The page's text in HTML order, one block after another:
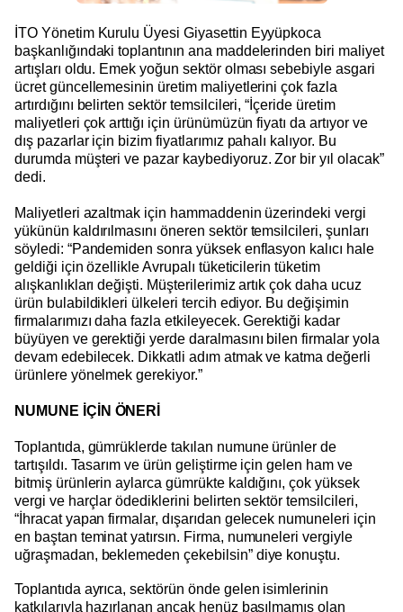
İTO Yönetim Kurulu Üyesi Giyasettin Eyyüpkoca
başkanlığındaki toplantının ana maddelerinden biri maliyet
artışları oldu. Emek yoğun sektör olması sebebiyle asgari
ücret güncellemesinin üretim maliyetlerini çok fazla
artırdığını belirten sektör temsilcileri, “İçeride üretim
maliyetleri çok arttığı için ürünümüzün fiyatı da artıyor ve
dış pazarlar için bizim fiyatlarımız pahalı kalıyor. Bu
durumda müşteri ve pazar kaybediyoruz. Zor bir yıl olacak”
dedi.
Maliyetleri azaltmak için hammaddenin üzerindeki vergi
yükünün kaldırılmasını öneren sektör temsilcileri, şunları
söyledi: “Pandemiden sonra yüksek enflasyon kalıcı hale
geldiği için özellikle Avrupalı tüketicilerin tüketim
alışkanlıkları değişti. Müşterilerimiz artık çok daha ucuz
ürün bulabildikleri ülkeleri tercih ediyor. Bu değişimin
firmalarımızı daha fazla etkileyecek. Gerektiği kadar
büyüyen ve gerektiği yerde daralmasını bilen firmalar yola
devam edebilecek. Dikkatli adım atmak ve katma değerli
ürünlere yönelmek gerekiyor.”
NUMUNE İÇİN ÖNERİ
Toplantıda, gümrüklerde takılan numune ürünler de
tartışıldı. Tasarım ve ürün geliştirme için gelen ham ve
bitmiş ürünlerin aylarca gümrükte kaldığını, çok yüksek
vergi ve harçlar ödediklerini belirten sektör temsilcileri,
“İhracat yapan firmalar, dışarıdan gelecek numuneleri için
en baştan teminat yatırsın. Firma, numuneleri vergiyle
uğraşmadan, beklemeden çekebilsin” diye konuştu.
Toplantıda ayrıca, sektörün önde gelen isimlerinin
katkılarıyla hazırlanan ancak henüz basılmamış olan